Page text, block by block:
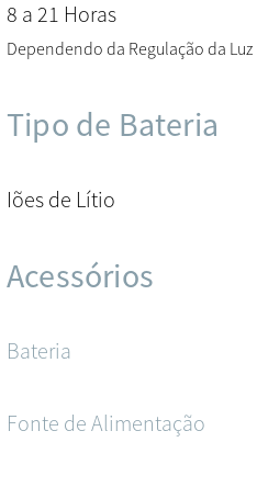
8 a 21 Horas
Dependendo da Regulação da Luz
Tipo de Bateria
Iões de Lítio
Acessórios
Bateria
Fonte de Alimentação